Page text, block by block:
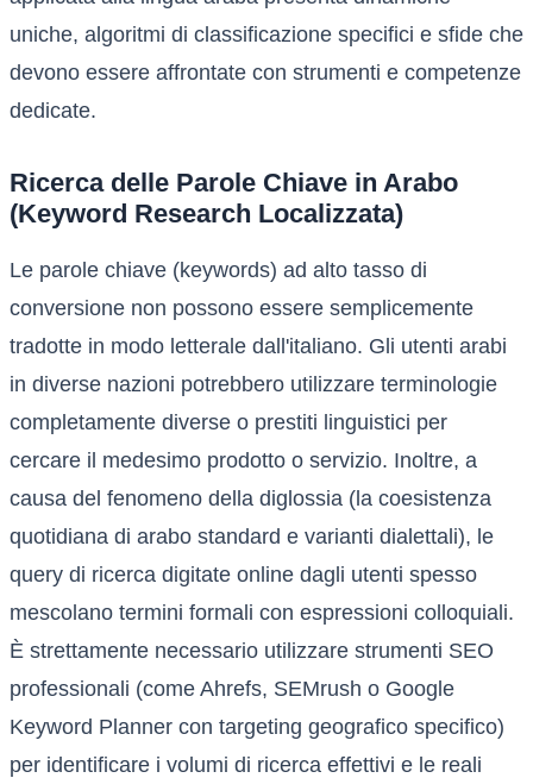
uniche, algoritmi di classificazione specifici e sfide che
devono essere affrontate con strumenti e competenze
dedicate.
Ricerca delle Parole Chiave in Arabo
(Keyword Research Localizzata)
Le parole chiave (keywords) ad alto tasso di
conversione non possono essere semplicemente
tradotte in modo letterale dall'italiano. Gli utenti arabi
in diverse nazioni potrebbero utilizzare terminologie
completamente diverse o prestiti linguistici per
cercare il medesimo prodotto o servizio. Inoltre, a
causa del fenomeno della diglossia (la coesistenza
quotidiana di arabo standard e varianti dialettali), le
query di ricerca digitate online dagli utenti spesso
mescolano termini formali con espressioni colloquiali.
È strettamente necessario utilizzare strumenti SEO
professionali (come Ahrefs, SEMrush o Google
Keyword Planner con targeting geografico specifico)
per identificare i volumi di ricerca effettivi e le reali